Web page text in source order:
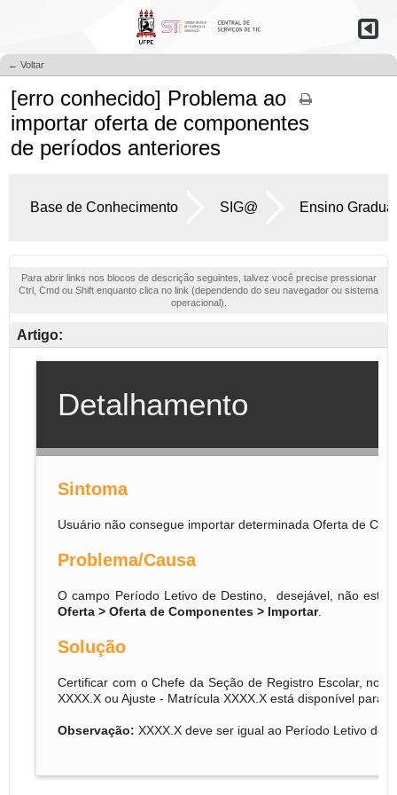
← Voltar
[erro conhecido] Problema ao
importar oferta de componentes
de períodos anteriores
Base de Conhecimento SIG@ Ensino
Para abrir links nos blocos de descrição seguintes, talvez você precise pressionar
Ctrl, Cmd ou Shift enquanto clica no link (dependendo do seu navegador ou sistema
operacional).
Artigo: